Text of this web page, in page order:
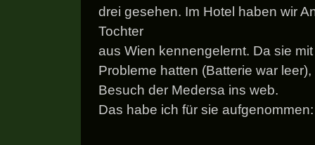
drei gesehen. Im Hotel haben wir
Tochter
aus Wien kennengelernt. Da sie
Probleme hatten (Batterie war
Besuch der Medersa ins web.
Das habe ich für sie aufgenommen: